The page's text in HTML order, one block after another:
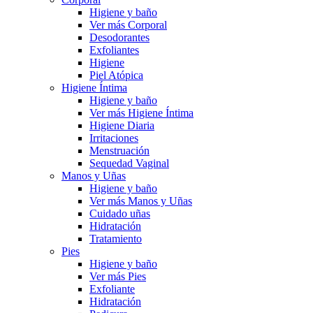
Higiene y baño
Ver más Corporal
Desodorantes
Exfoliantes
Higiene
Piel Atópica
Higiene Íntima
Higiene y baño
Ver más Higiene Íntima
Higiene Diaria
Irritaciones
Menstruación
Sequedad Vaginal
Manos y Uñas
Higiene y baño
Ver más Manos y Uñas
Cuidado uñas
Hidratación
Tratamiento
Pies
Higiene y baño
Ver más Pies
Exfoliante
Hidratación